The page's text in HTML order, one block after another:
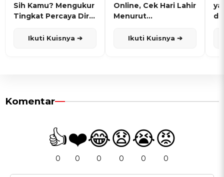
Sih Kamu? Mengukur
Tingkat Percaya Diri
Ikuti Kuisnya ➔
Online, Cek Hari Lahir
Menurut
Ikuti Kuisnya ➔
Komentar
👍
0
❤️
0
😂
0
😧
0
😭
0
😡
0